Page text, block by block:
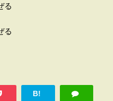
る
る
B!